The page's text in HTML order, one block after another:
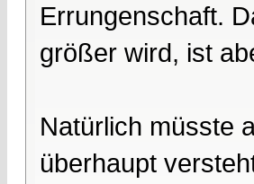
Errungenschaft.
größer wird, ist
Natürlich müsste
überhaupt